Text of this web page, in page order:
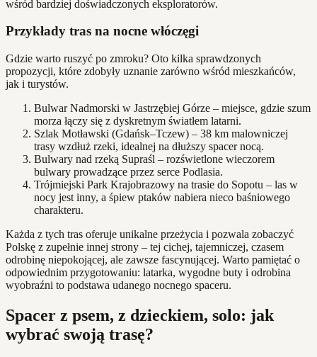
wśród bardziej doświadczonych eksploratorów.
Przykłady tras na nocne włóczęgi
Gdzie warto ruszyć po zmroku? Oto kilka sprawdzonych
propozycji, które zdobyły uznanie zarówno wśród mieszkańców,
jak i turystów.
Bulwar Nadmorski w Jastrzębiej Górze – miejsce, gdzie szum
morza łączy się z dyskretnym światłem latarni.
Szlak Motławski (Gdańsk–Tczew) – 38 km malowniczej
trasy wzdłuż rzeki, idealnej na dłuższy spacer nocą.
Bulwary nad rzeką Supraśl – rozświetlone wieczorem
bulwary prowadzące przez serce Podlasia.
Trójmiejski Park Krajobrazowy na trasie do Sopotu – las w
nocy jest inny, a śpiew ptaków nabiera nieco baśniowego
charakteru.
Każda z tych tras oferuje unikalne przeżycia i pozwala zobaczyć
Polskę z zupełnie innej strony – tej cichej, tajemniczej, czasem
odrobinę niepokojącej, ale zawsze fascynującej. Warto pamiętać o
odpowiednim przygotowaniu: latarka, wygodne buty i odrobina
wyobraźni to podstawa udanego nocnego spaceru.
Spacer z psem, z dzieckiem, solo: jak
wybrać swoją trasę?